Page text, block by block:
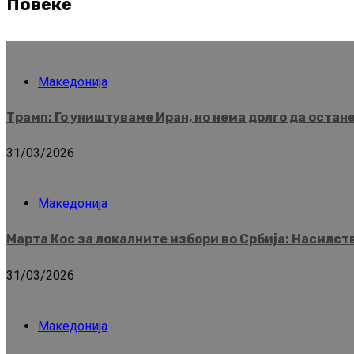
Повеќе
Македонија
Трамп: Го уништуваме Иран, но нема долго да
31/03/2026
Македонија
Марта Кос за локалните избори во Србија:
31/03/2026
Македонија